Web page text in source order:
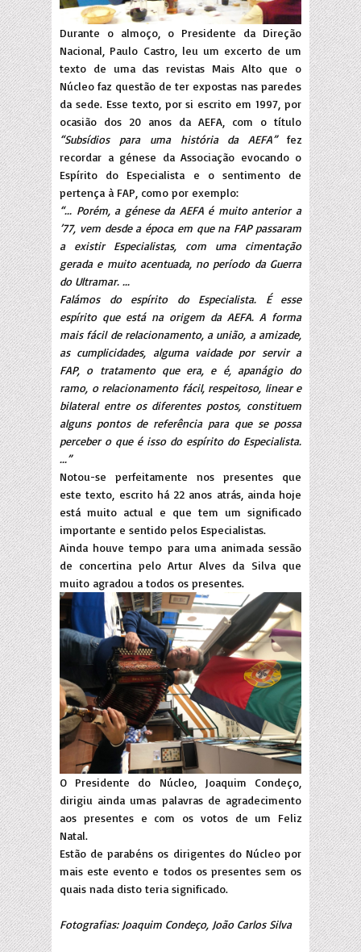
Durante o almoço, o Presidente da Direção
Nacional, Paulo Castro, leu um excerto de um
texto de uma das revistas Mais Alto que o
Núcleo faz questão de ter expostas nas paredes
da sede. Esse texto, por si escrito em 1997, por
ocasião dos 20 anos da AEFA, com o título
“Subsídios para uma história da AEFA”fez
recordar a génese da Associação evocando o
Espírito do Especialista e o sentimento de
pertença à FAP, como por exemplo:
“... Porém, a génese da AEFA é muito anterior a
’77, vem desde a época em que na FAP passaram
a existir Especialistas, com uma cimentação
gerada e muito acentuada, no período da Guerra
do Ultramar. ...
Falámos do espírito do Especialista. É esse
espírito que está na origem da AEFA. A forma
mais fácil de relacionamento, a união, a amizade,
as cumplicidades, alguma vaidade por servir a
FAP, o tratamento que era, e é, apanágio do
ramo, o relacionamento fácil, respeitoso, linear e
bilateral entre os diferentes postos, constituem
alguns pontos de referência para que se possa
perceber o que é isso do espírito do Especialista.
...”
Notou-se perfeitamente nos presentes que
este texto, escrito há 22 anos atrás, ainda hoje
está muito actual e que tem um significado
importante e sentido pelos Especialistas.
Ainda houve tempo para uma animada sessão
de concertina pelo Artur Alves da Silva que
muito agradou a todos os presentes.
O Presidente do Núcleo, Joaquim Condeço,
dirigiu ainda umas palavras de agradecimento
aos presentes e com os votos de um Feliz
Natal.
Estão de parabéns os dirigentes do Núcleo por
mais este evento e todos os presentes sem os
quais nada disto teria significado.
Fotografias: Joaquim Condeço, João Carlos Silva